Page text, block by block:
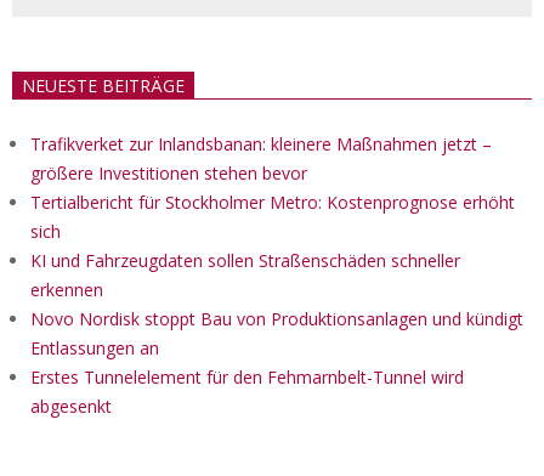
NEUESTE BEITRÄGE
Trafikverket zur Inlandsbanan: kleinere Maßnahmen jetzt –
größere Investitionen stehen bevor
Tertialbericht für Stockholmer Metro: Kostenprognose erhöht
sich
KI und Fahrzeugdaten sollen Straßenschäden schneller
erkennen
Novo Nordisk stoppt Bau von Produktionsanlagen und kündigt
Entlassungen an
Erstes Tunnelelement für den Fehmarnbelt-Tunnel wird
abgesenkt